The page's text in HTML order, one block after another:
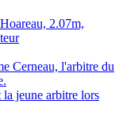
2.07m,
la jeune arbitre lors